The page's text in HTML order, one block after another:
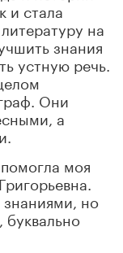
и стала
на
знания
устную речь.
Они
а
моя
но